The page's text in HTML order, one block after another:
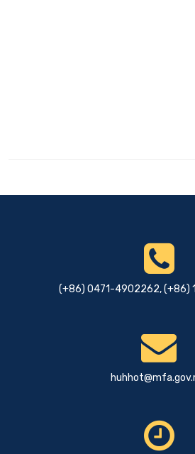
(+86) 0471-4902262, (+86)